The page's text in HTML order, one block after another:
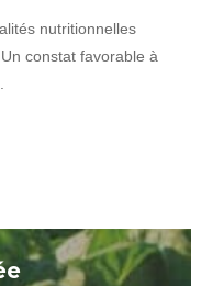
nutritionnelles
constat favorable à